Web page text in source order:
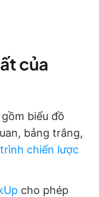
của
biểu đồ
bảng trắng,
chiến lược
cho phép